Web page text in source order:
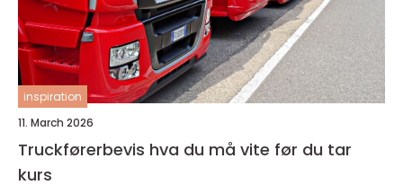
inspiration
11. March 2026
Truckførerbevis hva du må vite før du tar
kurs